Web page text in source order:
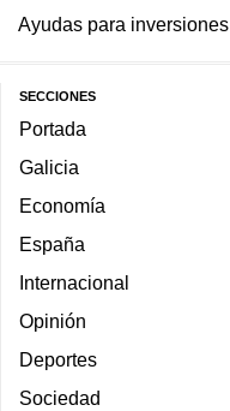
Ayudas para inversiones
SECCIONES
Portada
Galicia
Economía
España
Internacional
Opinión
Deportes
Sociedad